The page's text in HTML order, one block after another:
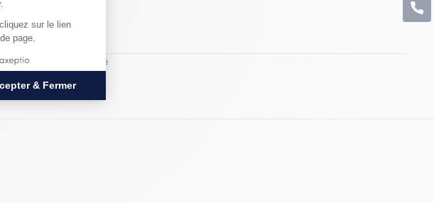
Matériau : Acier galvanisé